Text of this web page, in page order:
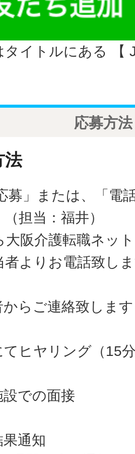
タイトルにある 【
応募方法
法
募」または、「電
担当：福井）
大阪介護転職ネッ
者よりお電話致し
からご連絡致します
てヒヤリング（15
設での面接
果通知